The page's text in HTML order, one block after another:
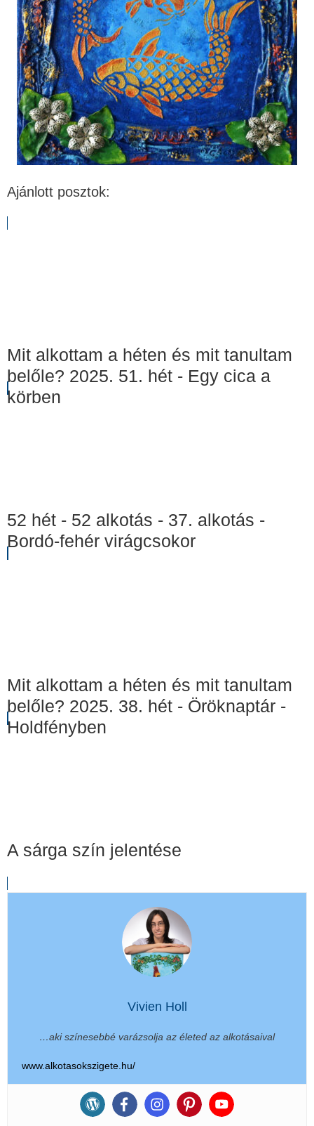
Ajánlott posztok:
Mit alkottam a héten és mit tanultam
belőle? 2025. 51. hét - Egy cica a
körben
52 hét - 52 alkotás - 37. alkotás -
Bordó-fehér virágcsokor
Mit alkottam a héten és mit tanultam
belőle? 2025. 38. hét - Öröknaptár -
Holdfényben
A sárga szín jelentése
Vivien Holl
…aki színesebbé varázsolja az életed az alkotásaival
www.alkotasokszigete.hu/